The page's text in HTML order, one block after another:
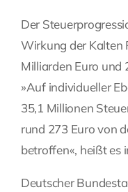
Der
Wirkung der Kalten
Milliarden Euro und
»Auf individueller
35,1 Millionen
rund 273 Euro von
betroffen«, heißt es
Deutscher